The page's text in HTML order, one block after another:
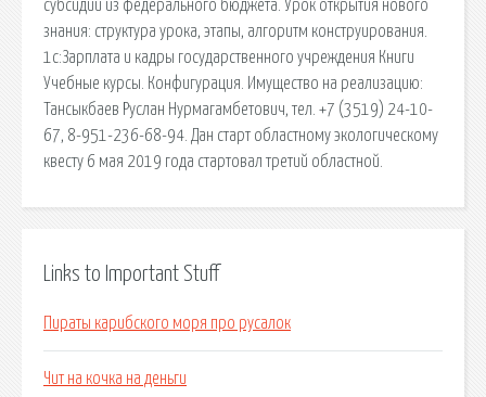
субсидий из федерального бюджета. Урок открытия нового
знания: структура урока, этапы, алгоритм конструирования.
1c:Зарплата и кадры государственного учреждения Книги
Учебные курсы. Конфигурация. Имущество на реализацию:
Тансыкбаев Руслан Нурмагамбетович, тел. +7 (3519) 24-10-
67, 8-951-236-68-94. Дан старт областному экологическому
квесту 6 мая 2019 года стартовал третий областной.
Links to Important Stuff
Пираты карибского моря про русалок
Чит на кочка на деньги